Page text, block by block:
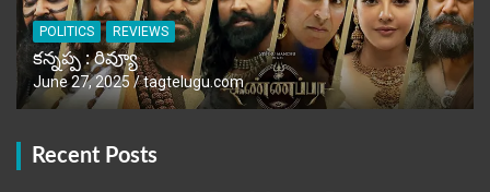
POLITICS REVIEWS
కన్నప్ప : రివ్యూ
June 27, 2025 tagtelugu.com
Recent Posts